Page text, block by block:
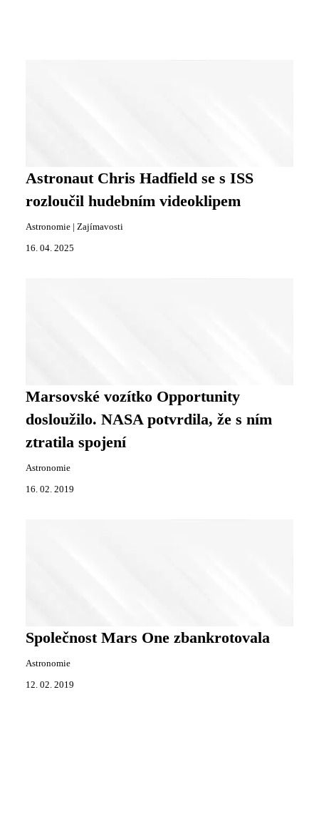
Astronaut Chris Hadfield se s ISS
rozloučil hudebním videoklipem
Astronomie | Zajímavosti
16. 04. 2025
Marsovské vozítko Opportunity
dosloužilo. NASA potvrdila, že s ním
ztratila spojení
Astronomie
16. 02. 2019
Společnost Mars One zbankrotovala
Astronomie
12. 02. 2019